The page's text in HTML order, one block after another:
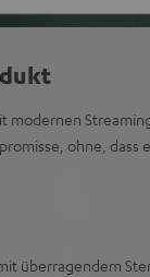
modernen
ohne, dass
überragendem